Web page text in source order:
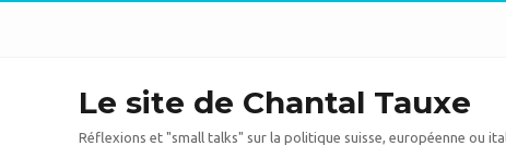
Le site de Chantal Tauxe
Réflexions et "small talks" sur la politique suisse, européenne ou